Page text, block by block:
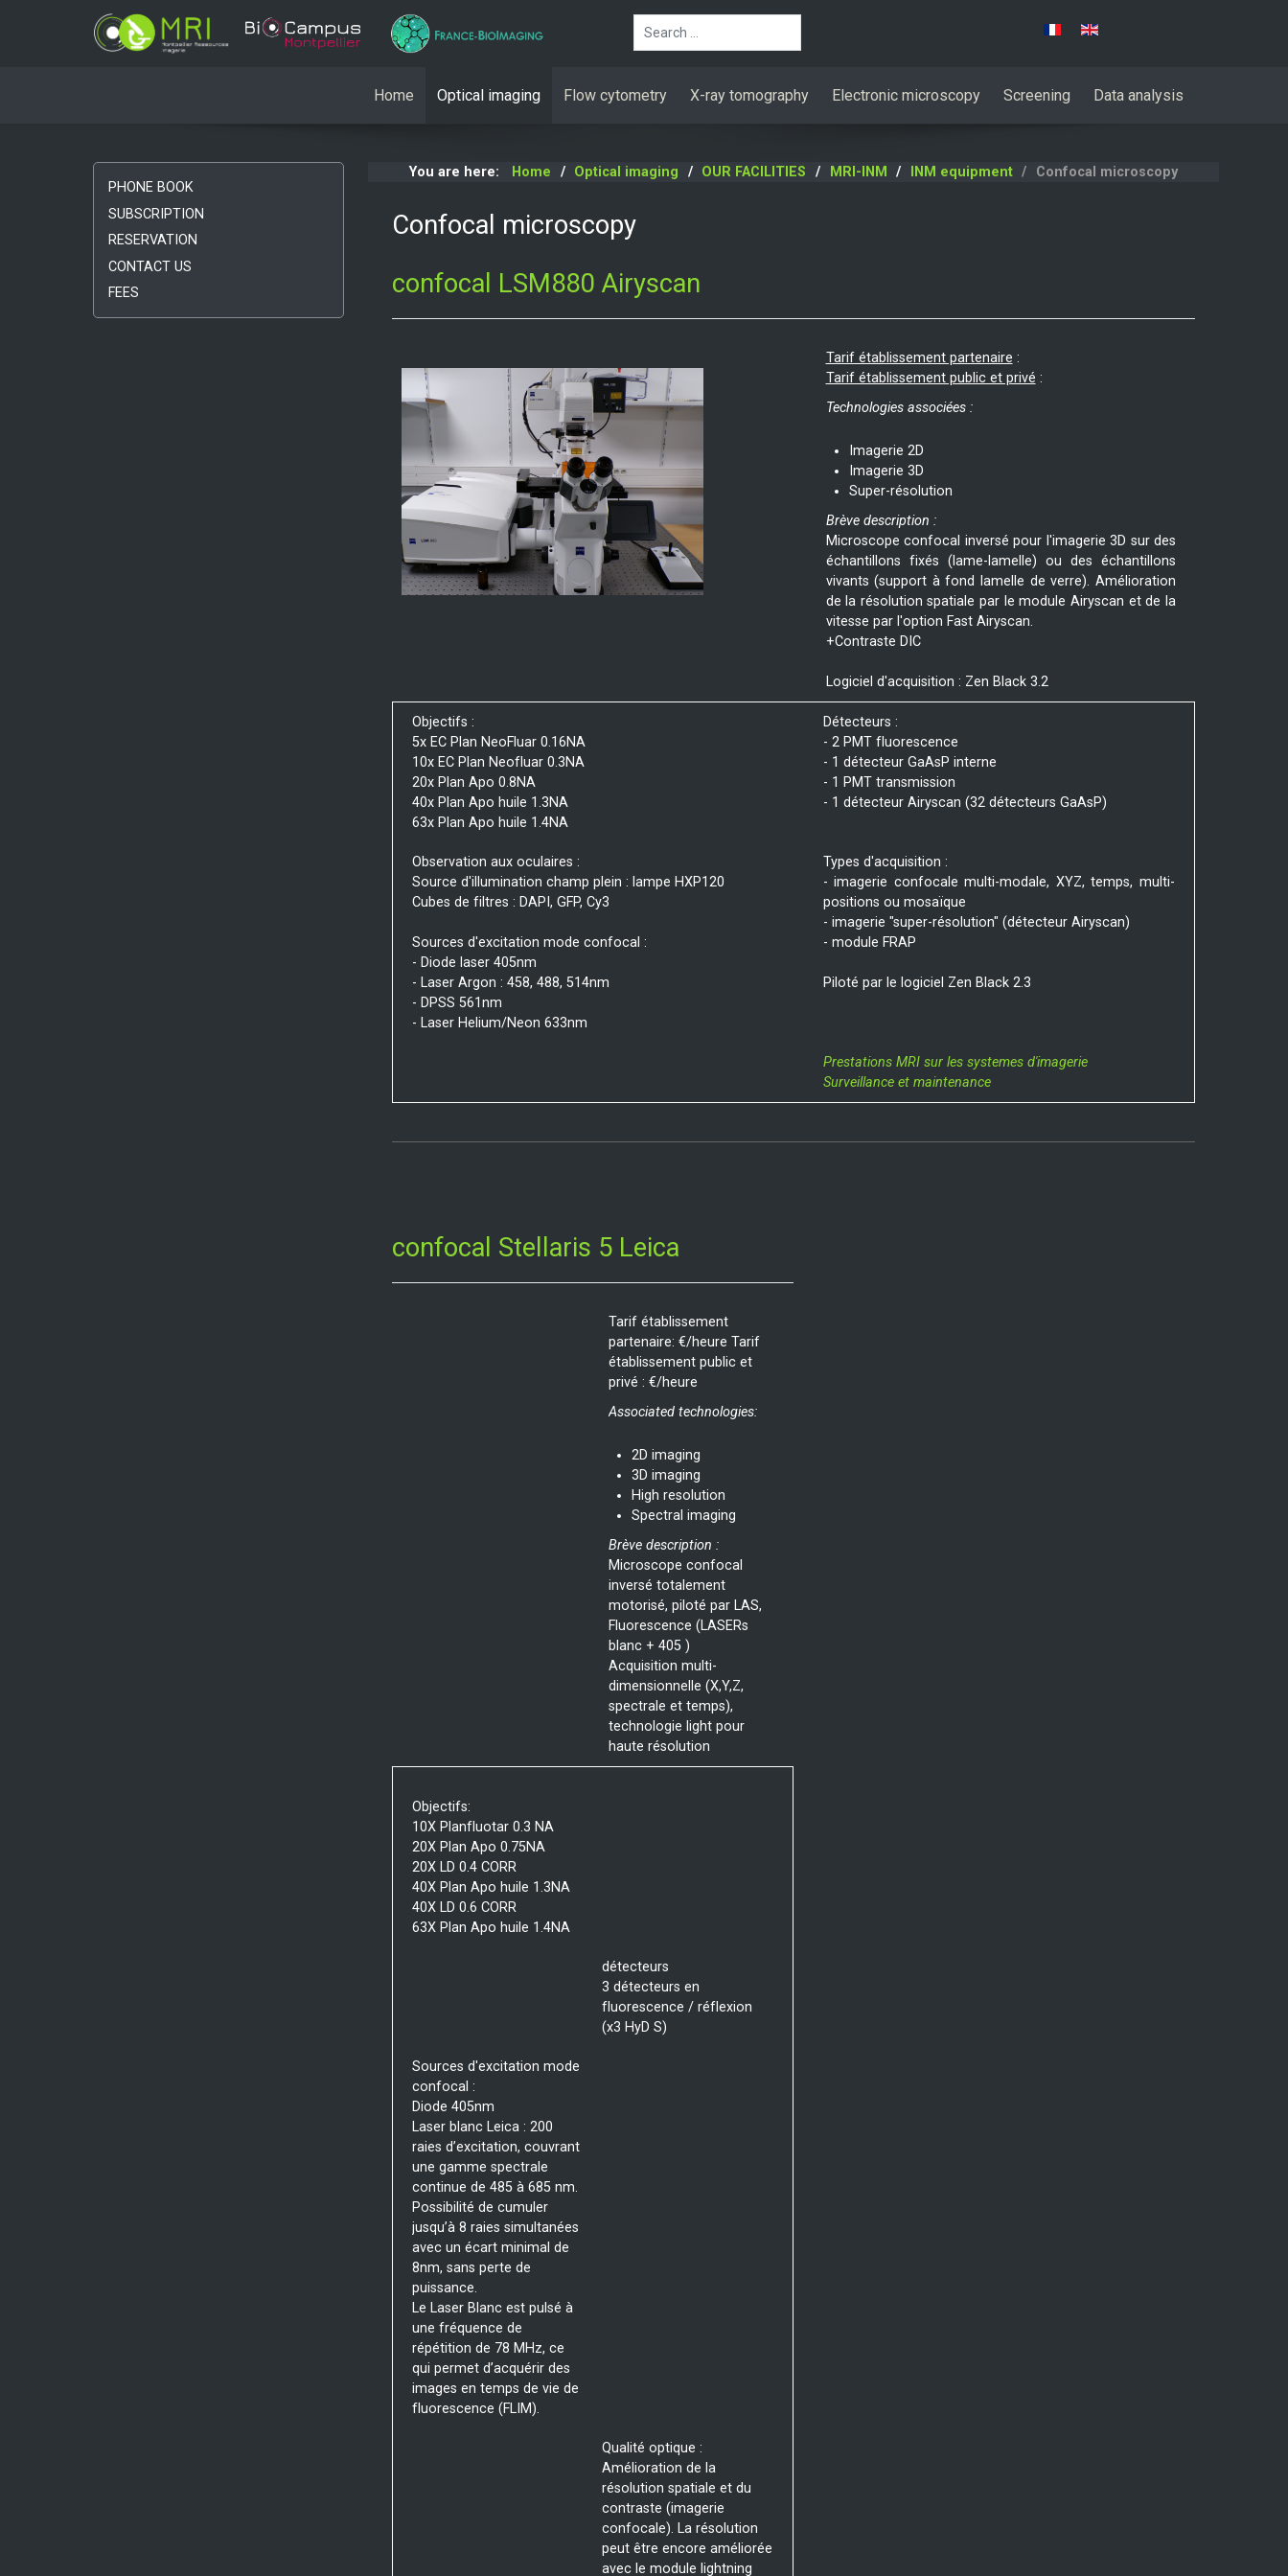
Select your language
Home Optical imaging Flow cytometry X-ray tomography Electronic microscopy Screening Data analysis
PHONE BOOK
SUBSCRIPTION
RESERVATION
CONTACT US
FEES
You are here: Home Optical imaging OUR FACILITIES MRI-INM INM equipment Confocal microscopy
Confocal microscopy
confocal LSM880 Airyscan
Tarif établissement partenaire :
Tarif établissement public et privé :
Technologies associées :
Imagerie 2D
Imagerie 3D
Super-résolution
Brève description :
Microscope confocal inversé pour l'imagerie 3D sur des
échantillons fixés (lame-lamelle) ou des échantillons
vivants (support à fond lamelle de verre). Amélioration
de la résolution spatiale par le module Airyscan et de la
vitesse par l'option Fast Airyscan.
+Contraste DIC
Logiciel d'acquisition : Zen Black 3.2
Objectifs :
5x EC Plan NeoFluar 0.16NA
10x EC Plan Neofluar 0.3NA
20x Plan Apo 0.8NA
40x Plan Apo huile 1.3NA
63x Plan Apo huile 1.4NA
Détecteurs :
- 2 PMT fluorescence
- 1 détecteur GaAsP interne
- 1 PMT transmission
- 1 détecteur Airyscan (32 détecteurs GaAsP)
Observation aux oculaires :
Source d'illumination champ plein : lampe HXP120
Cubes de filtres : DAPI, GFP, Cy3
Sources d'excitation mode confocal :
- Diode laser 405nm
- Laser Argon : 458, 488, 514nm
- DPSS 561nm
- Laser Helium/Neon 633nm
Types d'acquisition :
- imagerie confocale multi-modale, XYZ, temps, multi-
positions ou mosaïque
- imagerie "super-résolution" (détecteur Airyscan)
- module FRAP
Piloté par le logiciel Zen Black 2.3
Prestations MRI sur les systemes d'imagerie
Surveillance et maintenance
confocal Stellaris 5 Leica
Tarif établissement
partenaire: €/heure Tarif
établissement public et
privé : €/heure
Associated technologies:
2D imaging
3D imaging
High resolution
Spectral imaging
Brève description :
Microscope confocal
inversé totalement
motorisé, piloté par LAS,
Fluorescence (LASERs
blanc + 405 )
Acquisition multi-
dimensionnelle (X,Y,Z,
spectrale et temps),
technologie light pour
haute résolution
Objectifs:
10X Planfluotar 0.3 NA
20X Plan Apo 0.75NA
20X LD 0.4 CORR
40X Plan Apo huile 1.3NA
40X LD 0.6 CORR
63X Plan Apo huile 1.4NA
détecteurs
3 détecteurs en
fluorescence / réflexion
(x3 HyD S)
Sources d'excitation mode
confocal :
Diode 405nm
Laser blanc Leica : 200
raies d’excitation, couvrant
une gamme spectrale
continue de 485 à 685 nm.
Possibilité de cumuler
jusqu’à 8 raies simultanées
avec un écart minimal de
8nm, sans perte de
puissance.
Le Laser Blanc est pulsé à
une fréquence de
répétition de 78 MHz, ce
qui permet d’acquérir des
images en temps de vie de
fluorescence (FLIM).
Qualité optique :
Amélioration de la
résolution spatiale et du
contraste (imagerie
confocale). La résolution
peut être encore améliorée
avec le module lightning